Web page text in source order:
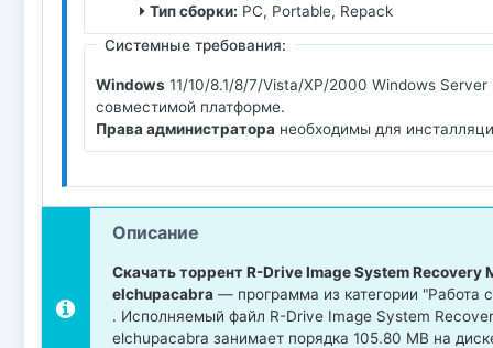
Тип сборки: PC, Portable, Repack
Системные требования:
Windows 11/10/8.1/8/7/Vista/XP/2000 Windows
совместимой платформе.
Права администратора необходимы для
Описание
Скачать торрент R-Drive Image System Recovery
elchupacabra — программа из категории "Работа
. Исполняемый файл R-Drive Image System
elchupacabra занимает порядка 105.80 MB на